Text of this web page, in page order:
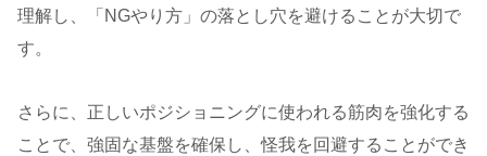
理解し、「NGやり方」の落とし穴を避けることが大切で
す。
さらに、正しいポジショニングに使われる筋肉を強化する
ことで、強固な基盤を確保し、怪我を回避することができ